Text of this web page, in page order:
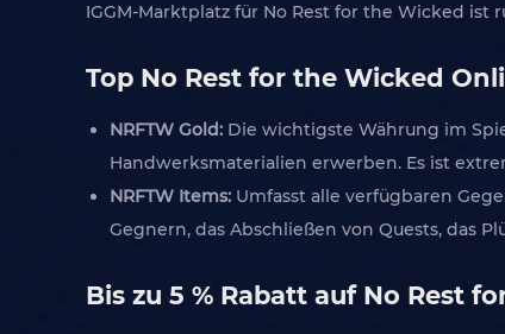
IGGM-Marktplatz für No Rest for the Wicked
Top No Rest for the Wicked
NRFTW Gold: Die wichtigste Währung im
Handwerksmaterialien erwerben. Es ist
NRFTW Items: Umfasst alle verfügbaren
Gegnern, das Abschließen von Quests, das
Bis zu 5 % Rabatt auf No Rest